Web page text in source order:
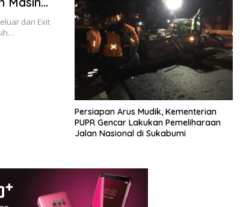
dari Exit
Persiapan Arus Mudik, Kementerian
PUPR Gencar Lakukan Pemeliharaan
Jalan Nasional di Sukabumi